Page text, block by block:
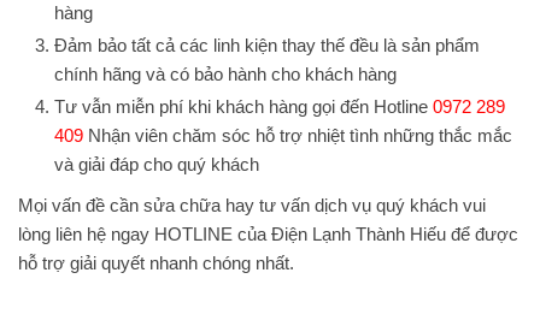
hàng
Đảm bảo tất cả các linh kiện thay thế đều là sản phẩm
chính hãng và có bảo hành cho khách hàng
Tư vẫn miễn phí khi khách hàng gọi đến Hotline 0972 289
409 Nhận viên chăm sóc hỗ trợ nhiệt tình những thắc mắc
và giải đáp cho quý khách
Mọi vấn đề cần sửa chữa hay tư vấn dịch vụ quý khách vui
lòng liên hệ ngay HOTLINE của Điện Lạnh Thành Hiếu để được
hỗ trợ giải quyết nhanh chóng nhất.